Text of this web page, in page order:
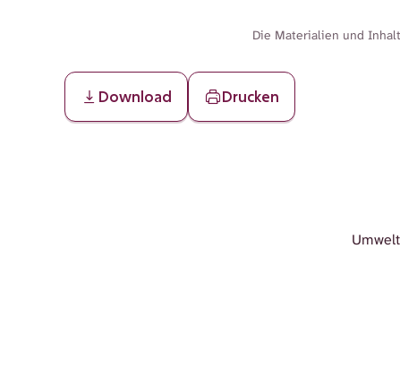
Die Materialien und
Download Drucken